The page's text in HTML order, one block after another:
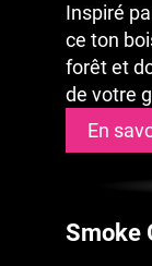
Inspiré
ce ton
forêt et
de votre
En
Smoke